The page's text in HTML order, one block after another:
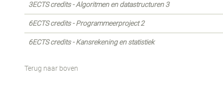
3ECTS credits - Algoritmen en datastructuren 3
6ECTS credits - Programmeerproject 2
6ECTS credits - Kansrekening en statistiek
Terug naar boven